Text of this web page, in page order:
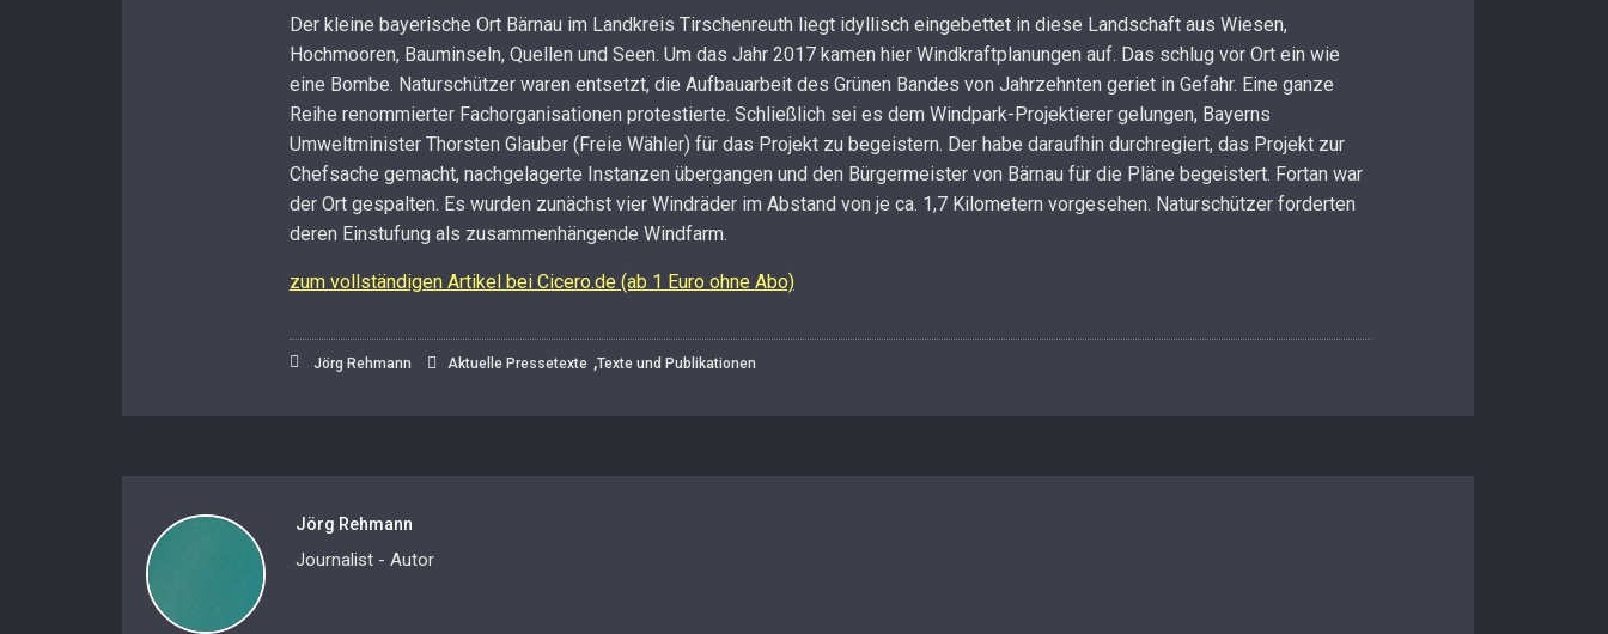
Der kleine bayerische Ort Bärnau im Landkreis Tirschenreuth liegt idyllisch eingebettet in diese Landschaft aus Wiesen,
Hochmooren, Bauminseln, Quellen und Seen. Um das Jahr 2017 kamen hier Windkraftplanungen auf. Das schlug vor Ort ein wie
eine Bombe. Naturschützer waren entsetzt, die Aufbauarbeit des Grünen Bandes von Jahrzehnten geriet in Gefahr. Eine ganze
Reihe renommierter Fachorganisationen protestierte. Schließlich sei es dem Windpark-Projektierer gelungen, Bayerns
Umweltminister Thorsten Glauber (Freie Wähler) für das Projekt zu begeistern. Der habe daraufhin durchregiert, das Projekt zur
Chefsache gemacht, nachgelagerte Instanzen übergangen und den Bürgermeister von Bärnau für die Pläne begeistert. Fortan war
der Ort gespalten. Es wurden zunächst vier Windräder im Abstand von je ca. 1,7 Kilometern vorgesehen. Naturschützer forderten
deren Einstufung als zusammenhängende Windfarm.
zum vollständigen Artikel bei Cicero.de (ab 1 Euro ohne Abo)
Jörg Rehmann Aktuelle Pressetexte ,Texte und Publikationen
Jörg Rehmann
Journalist - Autor